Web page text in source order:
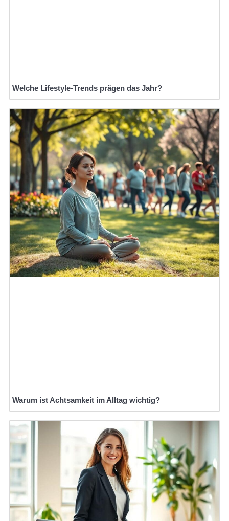
Welche Lifestyle-Trends prägen das Jahr?
Warum ist Achtsamkeit im Alltag wichtig?